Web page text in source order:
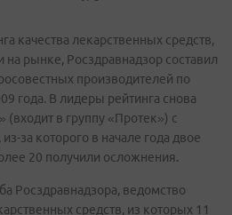
качества лекарственных средств,
рынке, Росздравнадзор составил
производителей по
года. В лидеры рейтинга снова
(входит в группу «Протек») с
за которого в начале года двое
20 получили осложнения.
Росздравнадзора, ведомство
средств, из которых 11